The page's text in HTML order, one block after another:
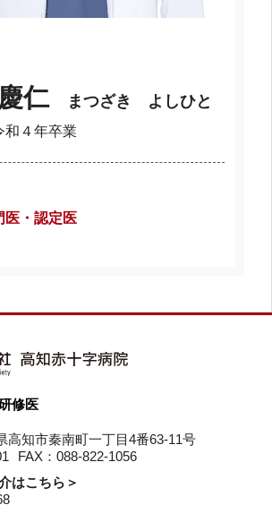
仁 まつざき よしひと
４年卒業
医・認定医
修医
高知市秦南町一丁目4番63-11号
FAX：088-822-1056
はこちら＞